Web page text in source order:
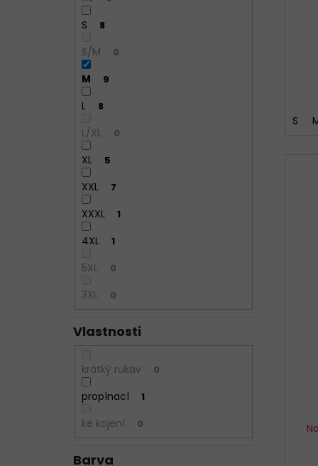
S 8
S/M 0
M 9
L 8
L/XL 0
XL 5
XXL 7
XXXL 1
4XL 1
5XL 0
3XL 0
Vlastnosti
krátký rukáv 0
propínací 1
ke kojení 0
Barva
S